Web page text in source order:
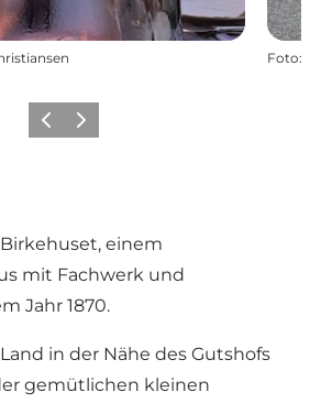
Foto:
ZurückWeiter
einem
mit Fachwerk und
Jahr 1870.
in der Nähe des Gutshofs
gemütlichen kleinen